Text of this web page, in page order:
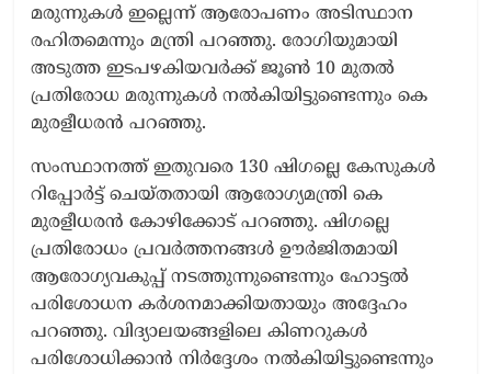
മരുന്നുകള്‍ ഇല്ലെന്ന് ആരോപണം അടിസ്ഥാന
രഹിതമെന്നും മന്ത്രി പറഞ്ഞു. രോഗിയുമായി
അടുത്ത ഇടപഴകിയവര്‍ക്ക് ജൂണ്‍ 10 മുതല്‍
പ്രതിരോധ മരുന്നുകള്‍ നല്‍കിയിട്ടുണ്ടെന്നും കെ
മുരളീധരന്‍ പറഞ്ഞു.
സംസ്ഥാനത്ത് ഇതുവരെ 130 ഷിഗല്ലെ കേസുകള്‍
റിപ്പോര്‍ട്ട് ചെയ്തതായി ആരോഗ്യമന്ത്രി കെ
മുരളീധരന്‍ കോഴിക്കോട് പറഞ്ഞു. ഷിഗല്ലെ
പ്രതിരോധം പ്രവര്‍ത്തനങ്ങള്‍ ഊര്‍ജിതമായി
ആരോഗ്യവകുപ്പ് നടത്തുന്നുണ്ടെന്നും ഹോട്ടല്‍
പരിശോധന കര്‍ശനമാക്കിയതായും അദ്ദേഹം
പറഞ്ഞു. വിദ്യാലയങ്ങളിലെ കിണറുകള്‍
പരിശോധിക്കാന്‍ നിര്‍ദ്ദേശം നല്‍കിയിട്ടുണ്ടെന്നും